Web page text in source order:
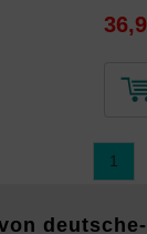
1
deutsche-